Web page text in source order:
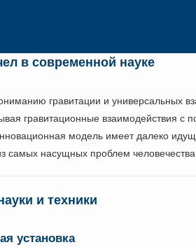
в современной науке
гравитации и универсальных
гравитационные
модель имеет далеко
самых насущных проблем
и техники
установка